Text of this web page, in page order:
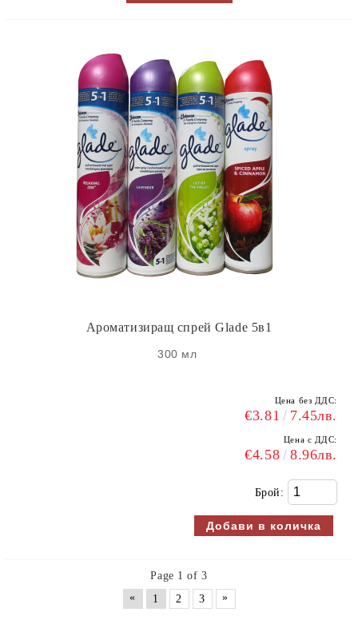
Ароматизиращ спрей Glade 5в1
300 мл
Цена без ДДС:
€3.81 7.45лв.
Цена с ДДС:
€4.58 8.96лв.
Брой:
Page 1 of 3
«
1 2 3 »